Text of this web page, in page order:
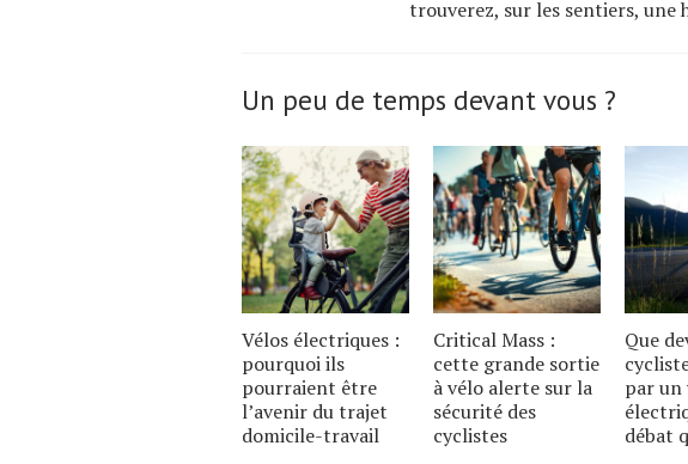
trouverez, sur les sentiers, une
Un peu de temps devant vous ?
Vélos électriques :
pourquoi ils
pourraient être
l’avenir du trajet
domicile-travail
Critical Mass :
cette grande sortie
à vélo alerte sur la
sécurité des
cyclistes
Que
par un
débat